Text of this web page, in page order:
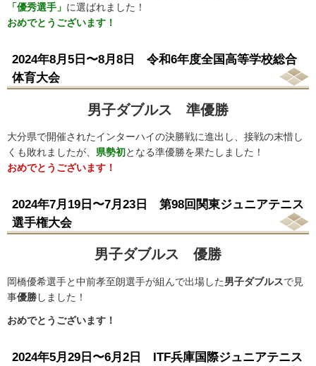
「優秀選手」 に選ばれました！
おめでとうございます！
2024年8月5日〜8月8日 令和6年度全国高等学校総合
体育大会
男子ダブルス 準優勝
大分県で開催されたインターハイの決勝戦に進出し、接戦の末惜し
くも敗れましたが、 県勢初となる準優勝を果たしました！
おめでとうございます！
2024年7月19日〜7月23日 第98回関東ジュニアテニス
選手権大会
男子ダブルス 優勝
岡橋優希選手と中前孝至朗選手が組んで出場した男子ダブルスで見
事優勝しました！
おめでとうございます！
2024年5月29日〜6月2日 ITF兵庫国際ジュニアテニス